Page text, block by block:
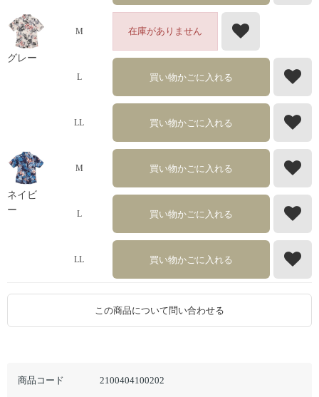
商品コード 2100404100202
グレー
M 在庫がありません
L 買い物かごに入れる
LL 買い物かごに入れる
ネイビ
ー
M 買い物かごに入れる
L 買い物かごに入れる
LL 買い物かごに入れる
この商品について問い合わせる